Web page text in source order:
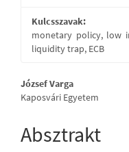
Kulcsszavak:
monetary policy, low
liquidity trap, ECB
Main
Article
Content
József Varga
Kaposvári Egyetem
Absztrakt